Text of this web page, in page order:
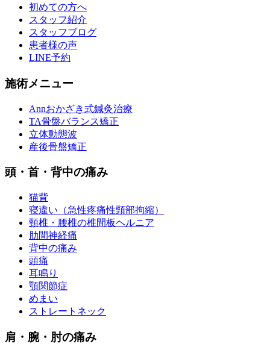
初めての方へ
スタッフ紹介
スタッフブログ
患者様の声
LINE予約
施術メニュー
Annおかざき式鍼灸治療
TA骨盤バランス矯正
立体動態波
産後骨盤矯正
頭・首・背中の痛み
猫背
寝違い（急性疼痛性頸部拘縮）
頸椎・腰椎の椎間板ヘルニア
肋間神経痛
背中の痛み
頭痛
耳鳴り
顎関節症
めまい
ストレートネック
肩・腕・肘の痛み